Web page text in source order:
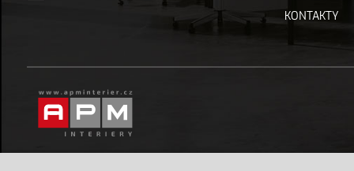
KONTAKTY